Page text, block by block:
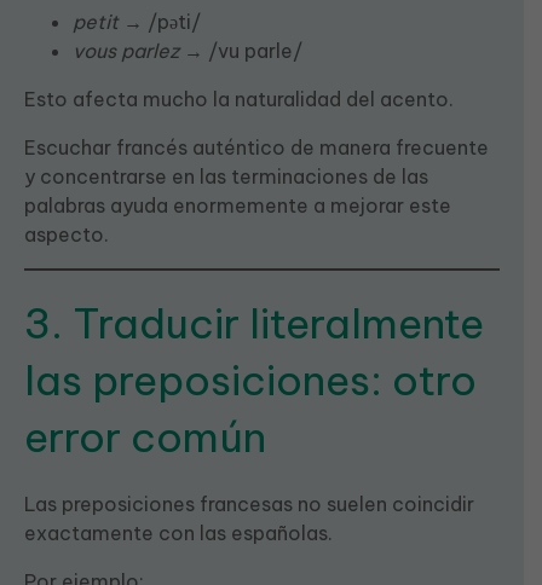
petit→ /pəti/
vous parlez→ /vu parle/
Esto afecta mucho la naturalidad del acento.
Escuchar francés auténtico de manera frecuente
y concentrarse en las terminaciones de las
palabras ayuda enormemente a mejorar este
aspecto.
3. Traducir literalmente
las preposiciones: otro
error común
Las preposiciones francesas no suelen coincidir
exactamente con las españolas.